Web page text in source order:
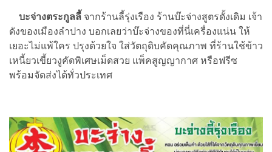
บะจ่างตระกูลลี้ จากร้านลี้รุ่งเรือง ร้านบ๊ะจ่างสูตรดั้งเดิม เจ้า
ดังของเมืองลำปาง บอกเลยว่าบ๊ะจ่างของที่นี่เครื่องแน่น ให้
เยอะไม่แพ้ใคร ปรุงด้วยใจ ใส่วัตถุดิบคัดคุณภาพ ที่ร้านใช้ข้าว
เหนี้ยวเขี้ยวงูคัดพิเศษเม็ดสวย แพ็คสูญญากาศ หรือฟรีซ
พร้อมจัดส่งได้ทั่วประเทศ